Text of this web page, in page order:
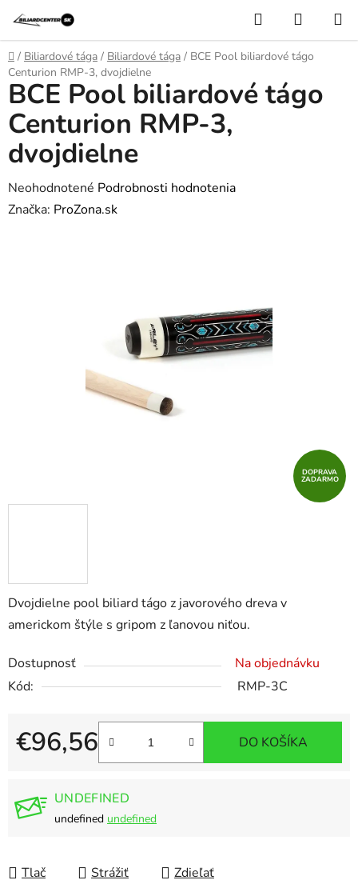
obsah
Hľadať
KOŠÍK
Domov
/ Biliardové tága / Biliardové tága / BCE Pool biliardové tágo
Centurion RMP-3, dvojdielne
Dvojdielne pool biliard tágo z javorového dreva v
americkom štýle s gripom z ľanovou niťou.
Dostupnosť
Na objednávku
Kód:
RMP-3C
€96,56
Jednotková cena:
DO KOŠÍKA
UNDEFINED
undefined undefined
Tlač Strážiť Zdieľať
BCE Pool biliardové tágo
Centurion RMP-3,
dvojdielne
Priemerné
hodnotenie
Neohodnotené Podrobnosti hodnotenia
Značka: ProZona.sk
DOPRAVA
ZADARMO